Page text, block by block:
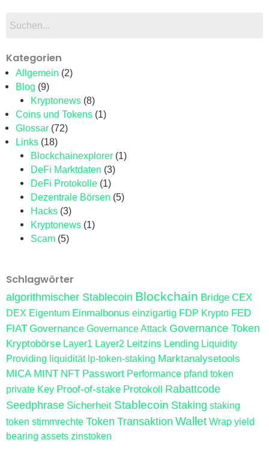
Kategorien
Allgemein (2)
Blog (9)
Kryptonews (8)
Coins und Tokens (1)
Glossar (72)
Links (18)
Blockchainexplorer (1)
DeFi Marktdaten (3)
DeFi Protokolle (1)
Dezentrale Börsen (5)
Hacks (3)
Kryptonews (1)
Scam (5)
Schlagwörter
algorithmischer Stablecoin Blockchain Bridge CEX
DEX Eigentum Einmalbonus einzigartig FDP Krypto FED
FIAT Governance Governance Attack Governance Token
Kryptobörse Layer1 Layer2 Leitzins Lending Liquidity
Providing liquidität lp-token-staking Marktanalysetools
MICA MINT NFT Passwort Performance pfand token
private Key Proof-of-stake Protokoll Rabattcode
Seedphrase Sicherheit Stablecoin Staking staking
token stimmrechte Token Transaktion Wallet Wrap yield
bearing assets zinstoken